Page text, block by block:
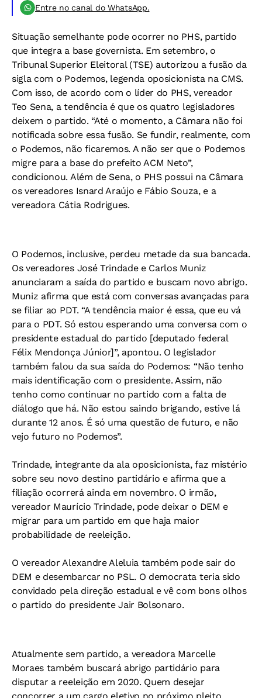
Entre no canal do WhatsApp.
Situação semelhante pode ocorrer no PHS, partido
que integra a base governista. Em setembro, o
Tribunal Superior Eleitoral (TSE) autorizou a fusão da
sigla com o Podemos, legenda oposicionista na CMS.
Com isso, de acordo com o líder do PHS, vereador
Teo Sena, a tendência é que os quatro legisladores
deixem o partido. “Até o momento, a Câmara não foi
notificada sobre essa fusão. Se fundir, realmente, com
o Podemos, não ficaremos. A não ser que o Podemos
migre para a base do prefeito ACM Neto”,
condicionou. Além de Sena, o PHS possui na Câmara
os vereadores Isnard Araújo e Fábio Souza, e a
vereadora Cátia Rodrigues.
O Podemos, inclusive, perdeu metade da sua bancada.
Os vereadores José Trindade e Carlos Muniz
anunciaram a saída do partido e buscam novo abrigo.
Muniz afirma que está com conversas avançadas para
se filiar ao PDT. “A tendência maior é essa, que eu vá
para o PDT. Só estou esperando uma conversa com o
presidente estadual do partido [deputado federal
Félix Mendonça Júnior]”, apontou. O legislador
também falou da sua saída do Podemos: “Não tenho
mais identificação com o presidente. Assim, não
tenho como continuar no partido com a falta de
diálogo que há. Não estou saindo brigando, estive lá
durante 12 anos. É só uma questão de futuro, e não
vejo futuro no Podemos”.
Trindade, integrante da ala oposicionista, faz mistério
sobre seu novo destino partidário e afirma que a
filiação ocorrerá ainda em novembro. O irmão,
vereador Maurício Trindade, pode deixar o DEM e
migrar para um partido em que haja maior
probabilidade de reeleição.
O vereador Alexandre Aleluia também pode sair do
DEM e desembarcar no PSL. O democrata teria sido
convidado pela direção estadual e vê com bons olhos
o partido do presidente Jair Bolsonaro.
Atualmente sem partido, a vereadora Marcelle
Moraes também buscará abrigo partidário para
disputar a reeleição em 2020. Quem desejar
concorrer a um cargo eletivo no próximo pleito,